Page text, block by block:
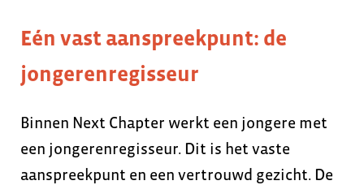
Eén vast aanspreekpunt: de
jongerenregisseur
Binnen Next Chapter werkt een jongere met
een jongerenregisseur. Dit is het vaste
aanspreekpunt en een vertrouwd gezicht. De